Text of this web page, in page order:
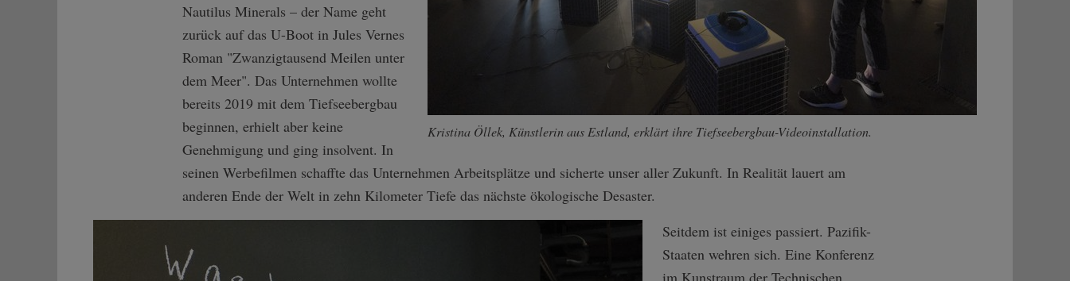
Kristina Öllek, Künstlerin aus Estland, erklärt ihre Tiefseebergbau-­Videoinstallati­on.
Nautilus Minerals – der Name geht
zurück auf das U-Boot in Jules Vernes
Roman "Zwanzigtausend Meilen unter
dem Meer". Das Unternehmen wollte
bereits 2019 mit dem Tiefseebergbau
beginnen, erhielt aber keine
Genehmigung und ging insolvent. In
seinen Werbefilmen schaffte das Unternehmen Arbeitsplätze und sicherte unser aller Zukunft. In Realität lauert am
anderen Ende der Welt in zehn Kilometer Tiefe das nächste ökologische Desaster.
Seitdem ist einiges passiert. Pazifik-
Staaten wehren sich. Eine Konferenz
im Kunstraum der Technischen